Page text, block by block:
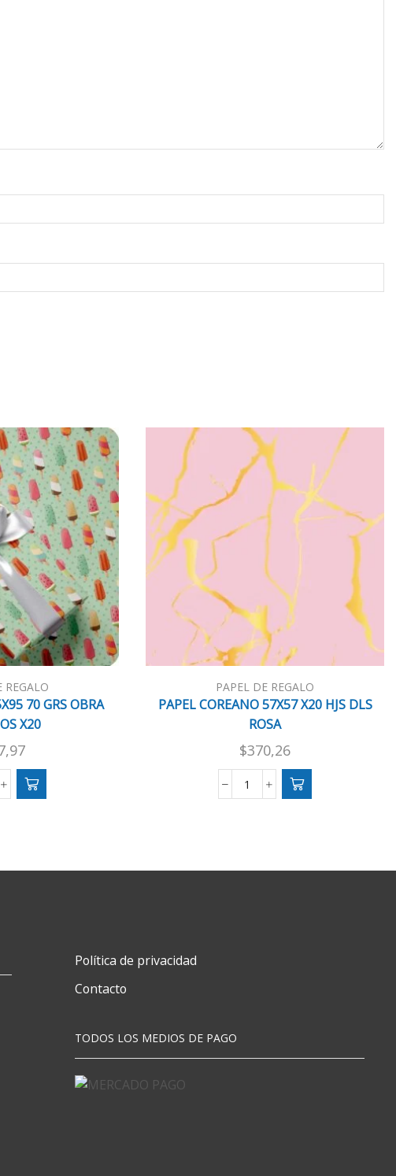
REGALO
70 GRS OBRA
X20
PAPEL DE REGALO
PAPEL COREANO 57X57 X20 HJS DLS
ROSA
$370,26
PAPEL
DLS
Política de privacidad
Contacto
TODOS LOS MEDIOS DE PAGO